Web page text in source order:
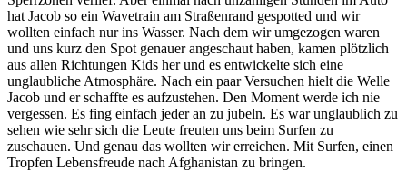
hat Jacob so ein Wavetrain am Straßenrand gespotted und wir
wollten einfach nur ins Wasser. Nach dem wir umgezogen waren
und uns kurz den Spot genauer angeschaut haben, kamen plötzlich
aus allen Richtungen Kids her und es entwickelte sich eine
unglaubliche Atmosphäre. Nach ein paar Versuchen hielt die Welle
Jacob und er schaffte es aufzustehen. Den Moment werde ich nie
vergessen. Es fing einfach jeder an zu jubeln. Es war unglaublich zu
sehen wie sehr sich die Leute freuten uns beim Surfen zu
zuschauen. Und genau das wollten wir erreichen. Mit Surfen, einen
Tropfen Lebensfreude nach Afghanistan zu bringen.